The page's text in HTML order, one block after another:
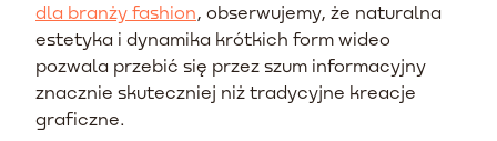
dla branży fashion, obserwujemy, że naturalna
estetyka i dynamika krótkich form wideo
pozwala przebić się przez szum informacyjny
znacznie skuteczniej niż tradycyjne kreacje
graficzne.